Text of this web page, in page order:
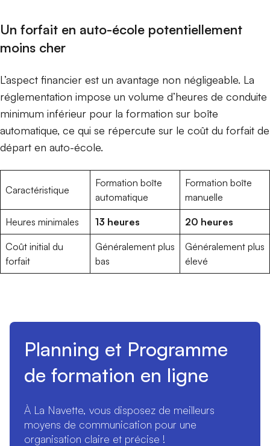
Un forfait en auto-école potentiellement
moins cher
L’aspect financier est un avantage non négligeable. La
réglementation impose un volume d’heures de conduite
minimum inférieur pour la formation sur boîte
automatique, ce qui se répercute sur le coût du forfait de
départ en auto-école.
Caractéristique
Formation boîte
automatique
Formation boîte
manuelle
Heures minimales 13 heures 20 heures
Coût initial du
forfait
Généralement plus
bas
Généralement plus
élevé
Planning et Programme
de formation en ligne
À La Navette, vous disposez de meilleurs
moyens de communication pour une
organisation claire et précise !